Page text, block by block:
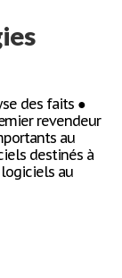
des faits ●
revendeur
au
destinés à
logiciels au